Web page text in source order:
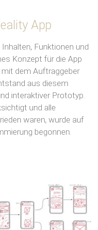
App
Funktionen und
Konzept für die App
dem Auftraggeber
aus diesem
interaktiver Prototyp.
und alle
waren, wurde auf
begonnen.